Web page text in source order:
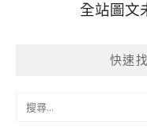
全站圖文
快速